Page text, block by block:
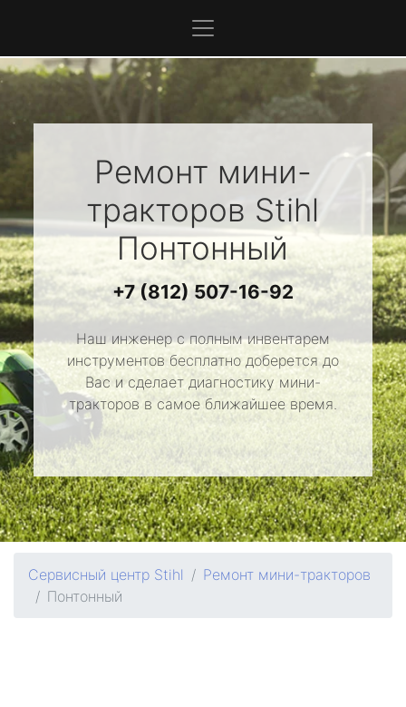
Ремонт мини-
тракторов Stihl
Понтонный
+7 (812) 507-16-92
Наш инженер с полным инвентарем
инструментов бесплатно доберется до
Вас и сделает диагностику мини-
тракторов в самое ближайшее время.
Сервисный центр Stihl
Ремонт мини-тракторов
Понтонный